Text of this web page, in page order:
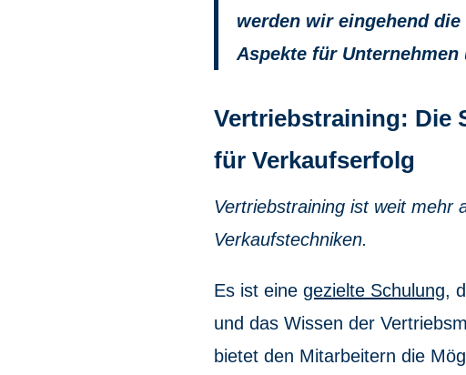
werden wir eingehend
Aspekte für Unternehmen
Vertriebstraining: Die
für Verkaufserfolg
Vertriebstraining ist weit mehr
Verkaufstechniken.
Es ist einegezielte Schulung,
und das Wissen der
bietet den Mitarbeitern die